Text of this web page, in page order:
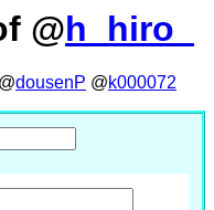
@h_hiro_
@dousenP @k000072